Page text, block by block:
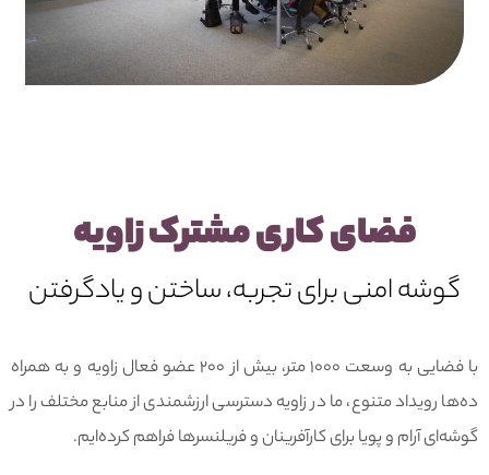
فضای کاری مشترک زاویه
گوشه امنی برای تجربه، ساختن و یادگرفتن
با فضایی به وسعت ۱۰۰۰ متر، بیش از ۲۰۰ عضو فعال زاویه و به همراه
ده‌ها رویداد متنوع، ما در زاویه دسترسی ارزشمندی از منابع مختلف را در
گوشه‌ای آرام و پویا برای کارآفرینان و فریلنسرها فراهم کرده‌ایم.